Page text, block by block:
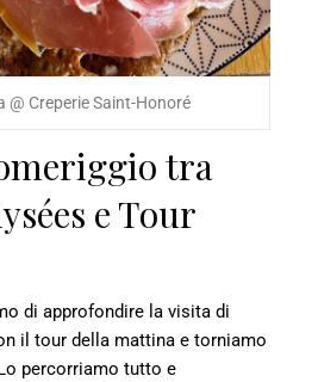
@ Creperie Saint-Honoré
tra
e Tour
di approfondire la visita di
il tour della mattina e torniamo
percorriamo tutto e